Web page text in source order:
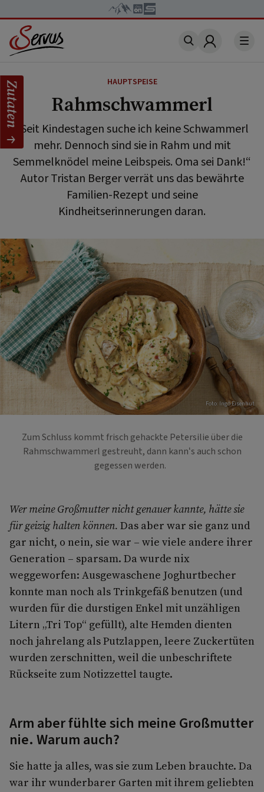
Account
HAUPTSPEISE
Rahmschwammerl
„Seit Kindestagen suche ich keine Schwammerl
mehr. Dennoch sind sie in Rahm und mit
Semmelknödel meine Leibspeis. Oma sei Dank!“
Autor Tristan Berger verrät uns das bewährte
Familien-Rezept und seine
Kindheitserinnerungen daran.
Foto: Ingo Eisenhut
Zum Schluss kommt frisch gehackte Petersilie über die
Rahmschwammerl gestreuht, dann kann‘s auch schon
gegessen werden.
Wer meine Großmutter nicht genauer kannte, hätte sie
für geizig halten können. Das aber war sie ganz und
gar nicht, o nein, sie war – wie viele andere ihrer
Generation – sparsam. Da wurde nix
weggeworfen: Ausgewaschene Joghurtbecher
konnte man noch als Trinkgefäß benutzen (und
wurden für die durstigen Enkel mit unzähligen
Litern „Tri Top“ gefüllt), alte Hemden dienten
noch jahrelang als Putzlappen, leere Zuckertüten
wurden zerschnitten, weil die unbeschriftete
Rückseite zum Notizzettel taugte.
Arm aber fühlte sich meine Großmutter
nie. Warum auch?
Sie hatte ja alles, was sie zum Leben brauchte. Da
war ihr wunderbarer Garten mit ihrem geliebten
Zutaten